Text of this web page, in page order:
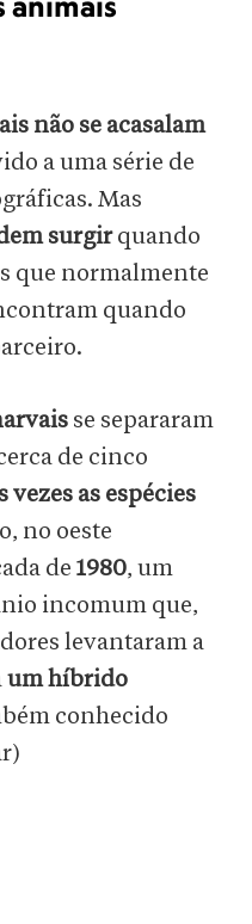
não se acasalam
a uma série de
Mas
surgirquando
que normalmente
quando
se separaram
de cinco
vezes as espécies
no oeste
de 1980, um
incomum que,
levantaram a
um híbrido
conhecido